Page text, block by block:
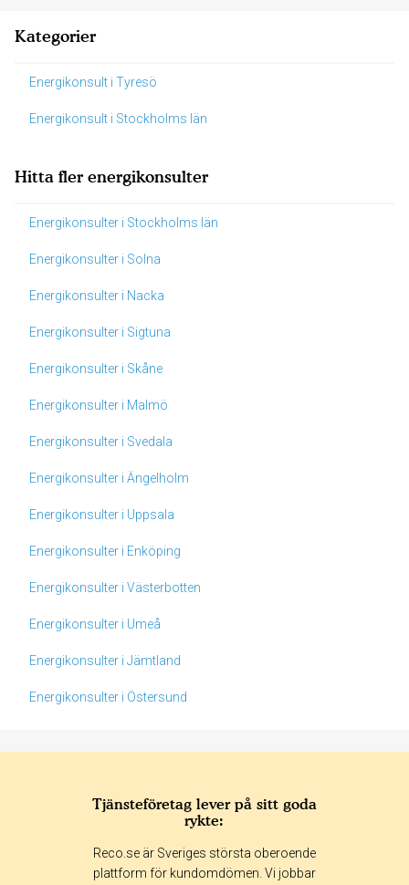
Kategorier
Energikonsult i Tyresö
Energikonsult i Stockholms län
Hitta fler energikonsulter
Energikonsulter i Stockholms län
Energikonsulter i Solna
Energikonsulter i Nacka
Energikonsulter i Sigtuna
Energikonsulter i Skåne
Energikonsulter i Malmö
Energikonsulter i Svedala
Energikonsulter i Ängelholm
Energikonsulter i Uppsala
Energikonsulter i Enköping
Energikonsulter i Västerbotten
Energikonsulter i Umeå
Energikonsulter i Jämtland
Energikonsulter i Östersund
365 dagar 90 dagar
30 dagar
Tjänsteföretag lever på sitt goda
rykte:
Reco.se är Sveriges största oberoende
plattform för kundomdömen. Vi jobbar